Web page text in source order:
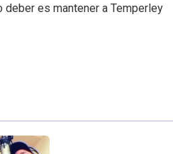
deber es mantener a Temperley